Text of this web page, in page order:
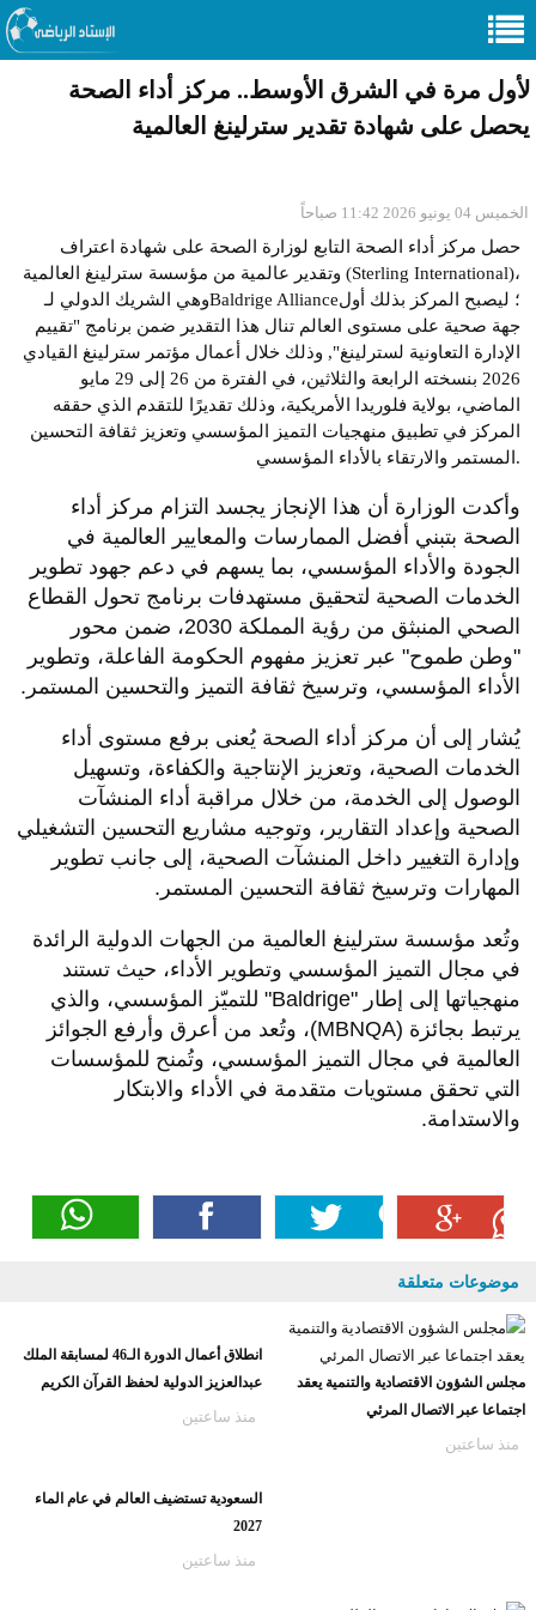
لأول مرة في الشرق الأوسط.. مركز أداء الصحة
يحصل على شهادة تقدير سترلينغ العالمية
الخميس 04 يونيو 2026 11:42 صباحاً
حصل مركز أداء الصحة التابع لوزارة الصحة على شهادة اعتراف
وتقدير عالمية من مؤسسة سترلينغ العالمية (Sterling International)،
وهي الشريك الدولي لـBaldrige Alliance؛ ليصبح المركز بذلك أول
جهة صحية على مستوى العالم تنال هذا التقدير ضمن برنامج "تقييم
الإدارة التعاونية لسترلينغ", وذلك خلال أعمال مؤتمر سترلينغ القيادي
2026 بنسخته الرابعة والثلاثين، في الفترة من 26 إلى 29 مايو
الماضي، بولاية فلوريدا الأمريكية، وذلك تقديرًا للتقدم الذي حققه
المركز في تطبيق منهجيات التميز المؤسسي وتعزيز ثقافة التحسين
المستمر والارتقاء بالأداء المؤسسي.
وأكدت الوزارة أن هذا الإنجاز يجسد التزام مركز أداء
الصحة بتبني أفضل الممارسات والمعايير العالمية في
الجودة والأداء المؤسسي، بما يسهم في دعم جهود تطوير
الخدمات الصحية لتحقيق مستهدفات برنامج تحول القطاع
الصحي المنبثق من رؤية المملكة 2030، ضمن محور
"وطن طموح" عبر تعزيز مفهوم الحكومة الفاعلة، وتطوير
الأداء المؤسسي، وترسيخ ثقافة التميز والتحسين المستمر.
يُشار إلى أن مركز أداء الصحة يُعنى برفع مستوى أداء
الخدمات الصحية، وتعزيز الإنتاجية والكفاءة، وتسهيل
الوصول إلى الخدمة، من خلال مراقبة أداء المنشآت
الصحية وإعداد التقارير، وتوجيه مشاريع التحسين التشغيلي
وإدارة التغيير داخل المنشآت الصحية، إلى جانب تطوير
المهارات وترسيخ ثقافة التحسين المستمر.
وتُعد مؤسسة سترلينغ العالمية من الجهات الدولية الرائدة
في مجال التميز المؤسسي وتطوير الأداء، حيث تستند
منهجياتها إلى إطار "Baldrige" للتميّز المؤسسي، والذي
يرتبط بجائزة (MBNQA)، وتُعد من أعرق وأرفع الجوائز
العالمية في مجال التميز المؤسسي، وتُمنح للمؤسسات
التي تحقق مستويات متقدمة في الأداء والابتكار
والاستدامة.
موضوعات متعلقة
مجلس الشؤون الاقتصادية والتنمية يعقد
اجتماعا عبر الاتصال المرئي
منذ ساعتين
انطلاق أعمال الدورة الـ46 لمسابقة الملك
عبدالعزيز الدولية لحفظ القرآن الكريم
منذ ساعتين
السعودية تستضيف العالم في عام الماء
2027
منذ ساعتين